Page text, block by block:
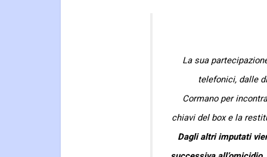
La sua
telefonici, dalle
Cormano per
chiavi del box e la
Dagli altri imputati